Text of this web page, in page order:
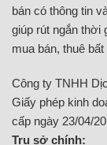
bán có thông tin
giúp rút ngắn thời
mua bán, thuê
Công ty TNHH
Giấy phép kinh
cấp ngày 23/04/
Trụ sở chính: